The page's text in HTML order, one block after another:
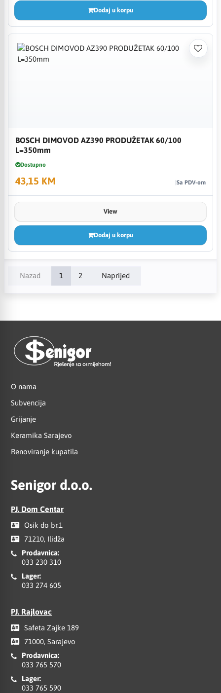
Dodaj u korpu
BOSCH DIMOVOD AZ390 PRODUŽETAK 60/100
L=350mm
Dostupno
43,15 KM Sa PDV-om
View
Dodaj u korpu
Nazad 1 2 Naprijed
O nama
Subvencija
Grijanje
Keramika Sarajevo
Renoviranje kupatila
Senigor d.o.o.
PJ. Dom Centar
Osik do br.1
71210, Ilidža
Prodavnica:
033 230 310
Lager:
033 274 605
PJ. Rajlovac
Safeta Zajke 189
71000, Sarajevo
Prodavnica:
033 765 570
Lager:
033 765 590